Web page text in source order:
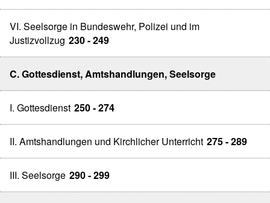
VI. Seelsorge in Bundeswehr, Polizei und im
Justizvollzug 230 - 249
C. Gottesdienst, Amtshandlungen, Seelsorge
I. Gottesdienst 250 - 274
II. Amtshandlungen und Kirchlicher Unterricht 275 - 289
III. Seelsorge 290 - 299